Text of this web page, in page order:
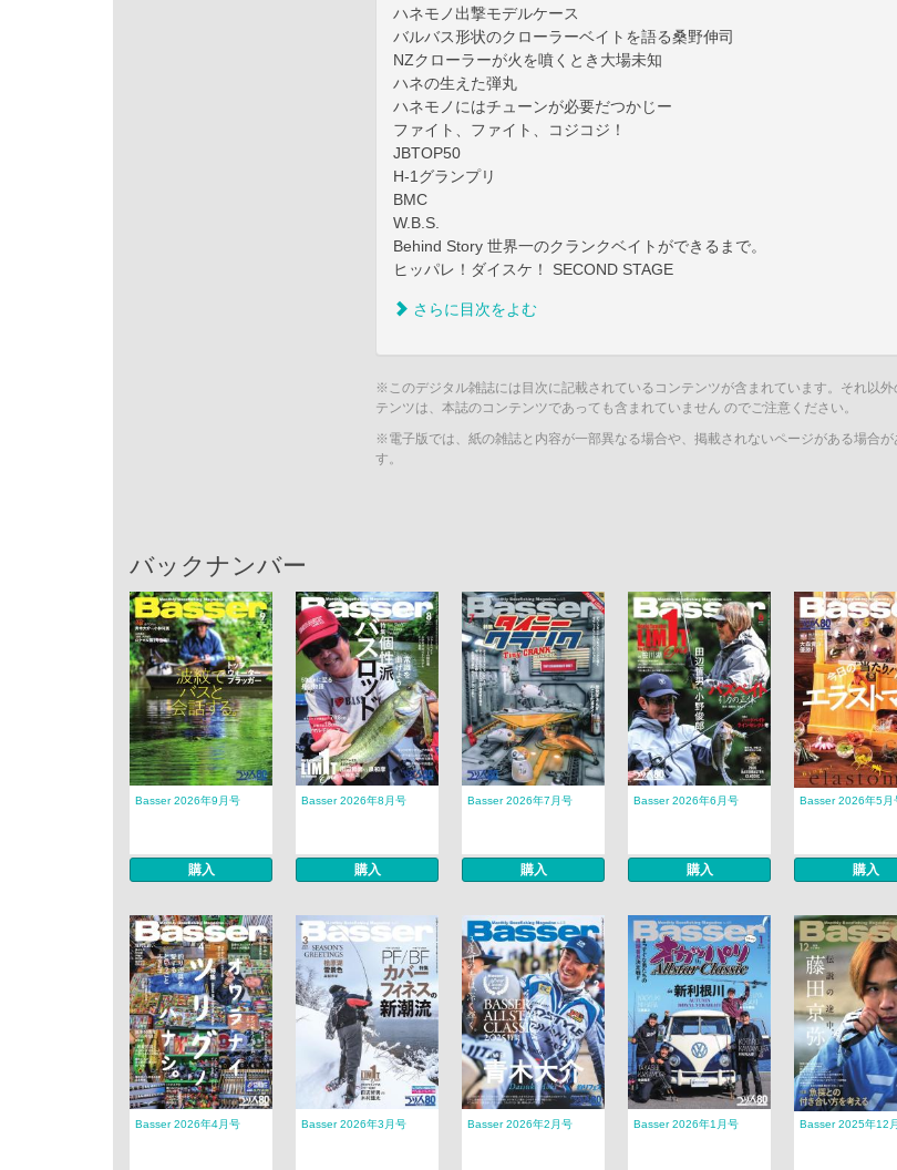
ハネモノ出撃モデルケース
バルバス形状のクローラーベイトを語る桑野伸司
NZクローラーが火を噴くとき大場未知
ハネの生えた弾丸
ハネモノにはチューンが必要だつかじー
ファイト、ファイト、コジコジ！
JBTOP50
H-1グランプリ
BMC
W.B.S.
Behind Story 世界一のクランクベイトができるまで。
ヒッパレ！ダイスケ！ SECOND STAGE
さらに目次をよむ
※このデジタル雑誌には目次に記載されているコンテンツが含まれています。それ以外
テンツは、本誌のコンテンツであっても含まれていません のでご注意ください。
※電子版では、紙の雑誌と内容が一部異なる場合や、掲載されないページがある場合が
す。
バックナンバー
Basser 2026年9月号
購入
Basser 2026年8月号
購入
Basser 2026年7月号
購入
Basser 2026年6月号
購入
Basser 2026年5月
購入
Basser 2026年4月号 Basser 2026年3月号 Basser 2026年2月号 Basser 2026年1月号 Basser 2025年12